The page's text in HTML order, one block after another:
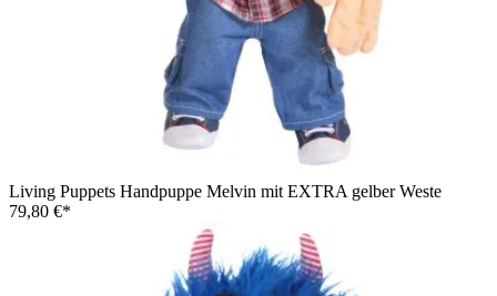
Living Puppets Handpuppe Melvin mit EXTRA gelber Weste
79,80 €*